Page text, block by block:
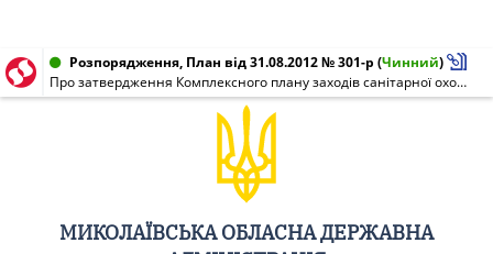
Розпорядження, План від 31.08.2012 № 301-р (Чинний)
Про затвердження Комплексного плану заходів санітарної охорони території Миколаївської області на 2012 - 2016 роки
МИКОЛАЇВСЬКА ОБЛАСНА ДЕРЖАВНА